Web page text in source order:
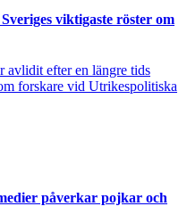
viktigaste röster om
avlidit efter en längre tids
forskare vid Utrikespolitiska
påverkar pojkar och